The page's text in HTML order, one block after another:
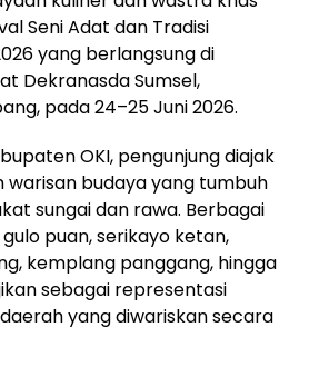
Seni Adat dan Tradisi
yang berlangsung di
Dekranasda Sumsel,
pada 24–25 Juni 2026.
OKI, pengunjung diajak
budaya yang tumbuh
sungai dan rawa. Berbagai
puan, serikayo ketan,
kemplang panggang, hingga
sebagai representasi
yang diwariskan secara